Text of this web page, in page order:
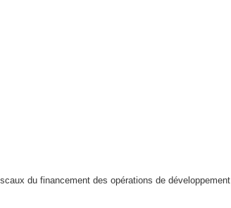
du financement des opérations de développement